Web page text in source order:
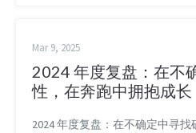
己从模糊、分散和焦虑里拉出来
为什么而干、又该往哪里走。 如
Mar 9, 2025
2024 年度复盘：在不
性，在奔跑中拥抱成长
2024 年度复盘：在不确定中寻